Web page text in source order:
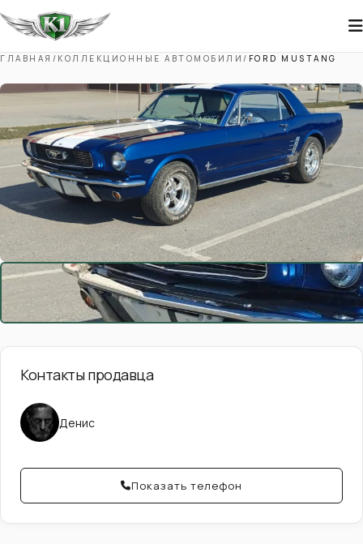
ГЛАВНАЯ / КОЛЛЕКЦИОННЫЕ АВТОМОБИЛИ / FORD MUSTANG
Контакты продавца
Денис
Показать телефон